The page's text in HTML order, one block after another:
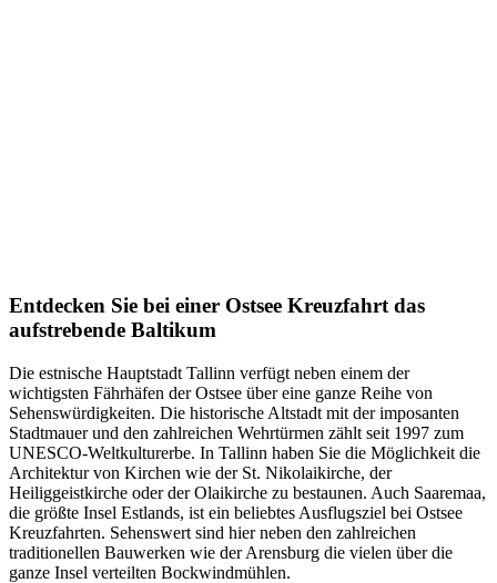
Entdecken Sie bei einer Ostsee Kreuzfahrt das
aufstrebende Baltikum
Die estnische Hauptstadt Tallinn verfügt neben einem der
wichtigsten Fährhäfen der Ostsee über eine ganze Reihe von
Sehenswürdigkeiten. Die historische Altstadt mit der imposanten
Stadtmauer und den zahlreichen Wehrtürmen zählt seit 1997 zum
UNESCO-Weltkulturerbe. In Tallinn haben Sie die Möglichkeit die
Architektur von Kirchen wie der St. Nikolaikirche, der
Heiliggeistkirche oder der Olaikirche zu bestaunen. Auch Saaremaa,
die größte Insel Estlands, ist ein beliebtes Ausflugsziel bei Ostsee
Kreuzfahrten. Sehenswert sind hier neben den zahlreichen
traditionellen Bauwerken wie der Arensburg die vielen über die
ganze Insel verteilten Bockwindmühlen.